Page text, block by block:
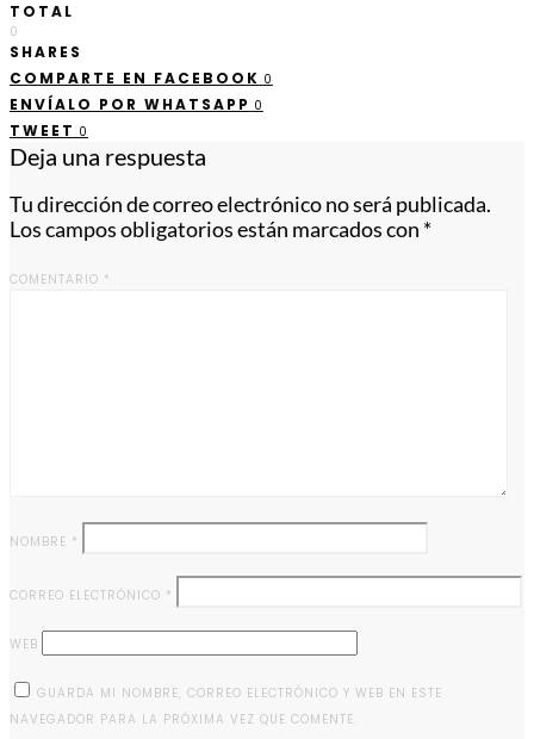
TOTAL
0
SHARES
COMPARTE EN FACEBOOK 0
ENVÍALO POR WHATSAPP 0
TWEET 0
Deja una respuesta
Tu dirección de correo electrónico no será publicada.
Los campos obligatorios están marcados con *
COMENTARIO *
NOMBRE *
CORREO ELECTRÓNICO *
WEB
GUARDA MI NOMBRE, CORREO ELECTRÓNICO Y WEB EN ESTE
NAVEGADOR PARA LA PRÓXIMA VEZ QUE COMENTE.